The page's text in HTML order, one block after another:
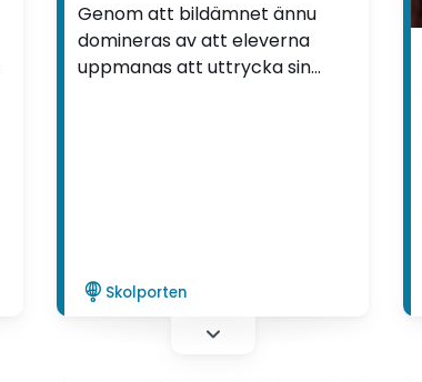
Genom att bildämnet ännu
domineras av att eleverna
uppmanas att uttrycka sin
Skolporten